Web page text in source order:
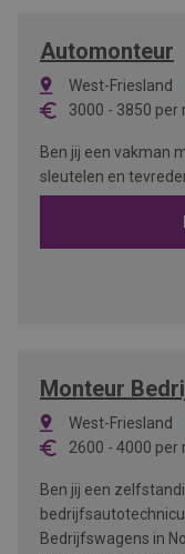
Automonteur
West-Friesland
3000 - 3850 per
Ben jij een vakman
sleutelen en
Monteur
West-Friesland
2600 - 4000 per
Ben jij een
Bedrijfswagens in